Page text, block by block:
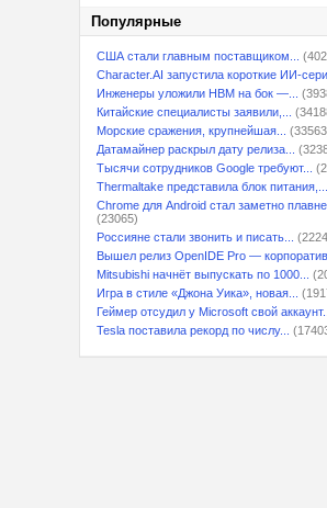
Популярные
США стали главным поставщиком...
Character.AI запустила короткие ИИ-
Инженеры уложили HBM на бок —...
Китайские специалисты заявили,...
Морские сражения, крупнейшая...
Датамайнер раскрыл дату релиза...
Тысячи сотрудников Google требуют...
Thermaltake представила блок питания,...
Chrome для Android стал заметно
(23065)
Россияне стали звонить и писать...
Вышел релиз OpenIDE Pro —
Mitsubishi начнёт выпускать по 1000...
Игра в стиле «Джона Уика», новая...
Геймер отсудил у Microsoft свой аккаунт...
Tesla поставила рекорд по числу...